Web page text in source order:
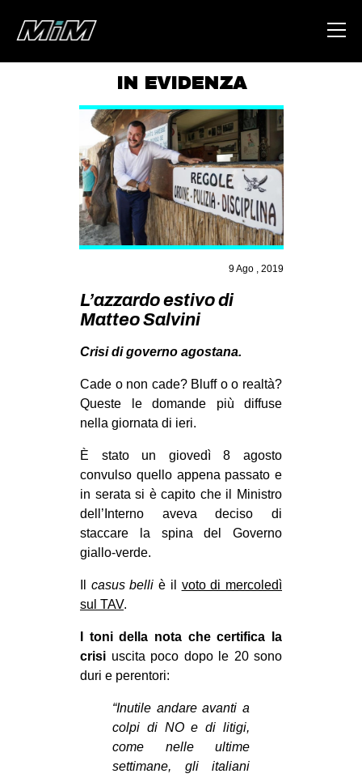
ABOUT
AREA
DEGENERAZIONE
GAZA FREESTYLE
STUDENTI TSUNAMI
MOBILITAZIONI
SPAZI
SPORT POPOLARE
MOVIMENTI
AMBIENTE
ANTIFASCISMO
PRECARIATO
REPRESSIONE
STUDENTI
CULTURE
ARTE
IN EVIDENZA
9 Ago , 2019
L’azzardo estivo di
Matteo Salvini
Crisi di governo agostana.
Cade o non cade? Bluff o o realtà?
Queste le domande più diffuse
nella giornata di ieri.
È stato un giovedì 8 agosto
convulso quello appena passato e
in serata si è capito che il Ministro
dell’Interno aveva deciso di
staccare la spina del Governo
giallo-verde.
casus belli è il voto di mercoledì
sul TAV.
I toni della nota che certifica la
crisi uscita poco dopo le 20 sono
duri e perentori:
“Inutile andare avanti a
colpi di NO e di litigi,
come nelle ultime
settimane, gli italiani